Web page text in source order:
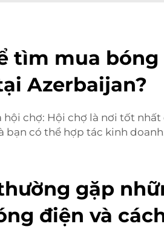
tìm mua
Azerbaijan?
hội chợ: Hội chợ là nơi tốt
bạn có thể hợp tác kinh
gặp
điện và